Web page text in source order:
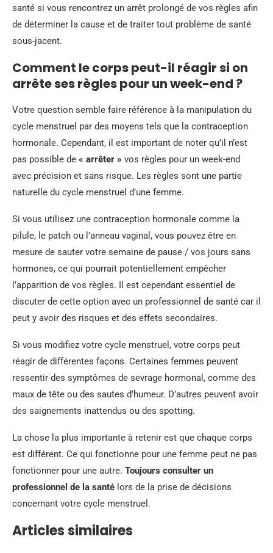
santé si vous rencontrez un arrêt prolongé de vos règles afin
de déterminer la cause et de traiter tout problème de santé
sous-jacent.
Comment le corps peut-il réagir si on
arrête ses règles pour un week-end ?
Votre question semble faire référence à la manipulation du
cycle menstruel par des moyens tels que la contraception
hormonale. Cependant, il est important de noter qu’il n’est
pas possible de « arrêter » vos règles pour un week-end
avec précision et sans risque. Les règles sont une partie
naturelle du cycle menstruel d’une femme.
Si vous utilisez une contraception hormonale comme la
pilule, le patch ou l’anneau vaginal, vous pouvez être en
mesure de sauter votre semaine de pause / vos jours sans
hormones, ce qui pourrait potentiellement empêcher
l’apparition de vos règles. Il est cependant essentiel de
discuter de cette option avec un professionnel de santé car il
peut y avoir des risques et des effets secondaires.
Si vous modifiez votre cycle menstruel, votre corps peut
réagir de différentes façons. Certaines femmes peuvent
ressentir des symptômes de sevrage hormonal, comme des
maux de tête ou des sautes d’humeur. D’autres peuvent avoir
des saignements inattendus ou des spotting.
La chose la plus importante à retenir est que chaque corps
est différent. Ce qui fonctionne pour une femme peut ne pas
fonctionner pour une autre. Toujours consulter un
professionnel de la santé lors de la prise de décisions
concernant votre cycle menstruel.
Articles similaires